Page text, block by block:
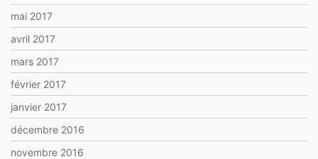
mai 2017
avril 2017
mars 2017
février 2017
janvier 2017
décembre 2016
novembre 2016